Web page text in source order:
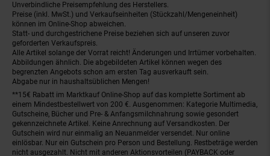
Unverbindliche Preisempfehlung des Herstellers.
Preise (inkl. MwSt.) und Verkaufseinheiten (Stückzahl/Mengeneinheit)
können im Online-Shop abweichen.
Statt- und durchgestrichene Preise beziehen sich auf unseren zuvor
geforderten Verkaufspreis.
Alle Artikel solange der Vorrat reicht! Änderungen und Irrtümer vorbehalten.
Abbildungen ähnlich. Die abgebildeten Artikel können wegen des
begrenzten Angebots schon am ersten Tag ausverkauft sein.
Abgabe nur in haushaltsüblichen Mengen!
**15€ Rabatt im Marktkauf Online-Shop auf das komplette Sortiment ab
einem Mindestbestellwert von 200 €. Ausgenommen: Kategorie Multimedia,
Gutscheine, Bücher und Pre- & Anfangsmilchnahrung sowie gesondert
gekennzeichnete Artikel. Keine Anrechnung auf Versandkosten. Der
Gutschein wird nur einmalig an Neuanmelder versendet. Nur online
einlösbar. Nur ein Gutschein pro Person und Bestellung. Restbeträge werden
nicht ausgezahlt. Nicht mit anderen Aktionsvorteilen (PAYBACK oder